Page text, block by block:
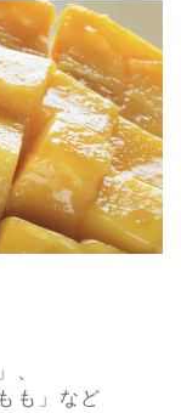
、
も」など